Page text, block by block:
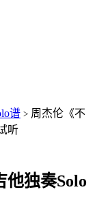
谱 > 周杰伦《不
听
他独奏Solo